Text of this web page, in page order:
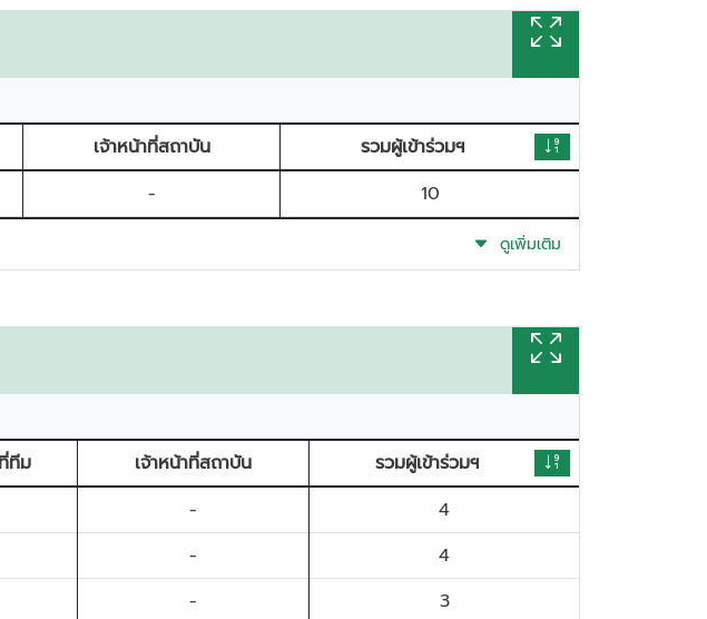
เจ้าหน้าที่สถาบัน
รวมผู้เข้าร่วมฯ
- 10
ดูเพิ่มเติม
ทีม เจ้าหน้าที่สถาบัน
รวมผู้เข้าร่วมฯ
-
4
-
4
-
3